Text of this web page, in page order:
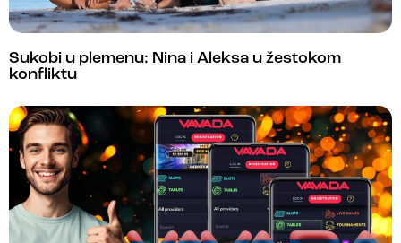
Sukobi u plemenu: Nina i Aleksa u žestokom
konfliktu